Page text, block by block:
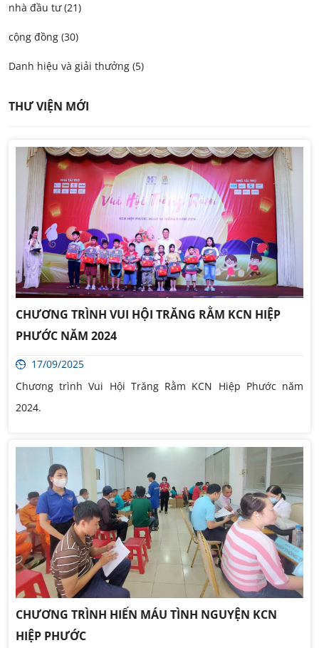
nhà đầu tư (21)
cộng đồng (30)
Danh hiệu và giải thưởng (5)
THƯ VIỆN MỚI
CHƯƠNG TRÌNH VUI HỘI TRĂNG RẰM KCN HIỆP
PHƯỚC NĂM 2024
17/09/2025
Chương trình Vui Hội Trăng Rằm KCN Hiệp Phước năm
2024.
CHƯƠNG TRÌNH HIẾN MÁU TÌNH NGUYỆN KCN
HIỆP PHƯỚC